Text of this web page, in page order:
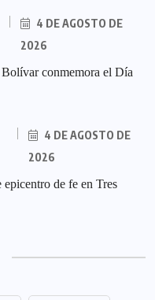
4 DE AGOSTO DE
2026
conmemora el Día
4 DE AGOSTO DE
2026
de fe en Tres